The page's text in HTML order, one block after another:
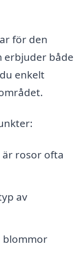
för den
erbjuder både
enkelt
är rosor ofta
av
blommor